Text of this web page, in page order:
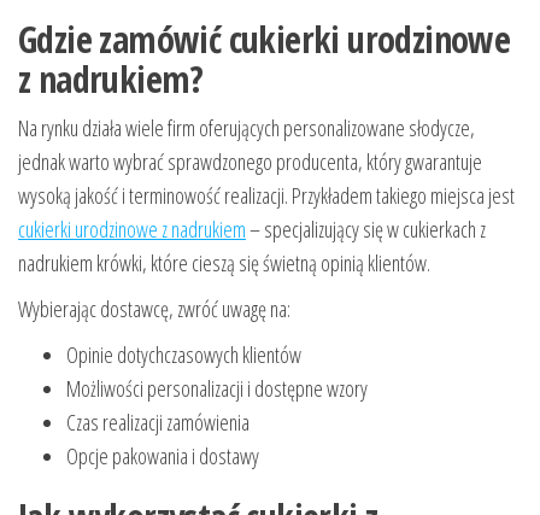
Gdzie zamówić cukierki urodzinowe
z nadrukiem?
Na rynku działa wiele firm oferujących personalizowane słodycze,
jednak warto wybrać sprawdzonego producenta, który gwarantuje
wysoką jakość i terminowość realizacji. Przykładem takiego miejsca jest
cukierki urodzinowe z nadrukiem– specjalizujący się w cukierkach z
nadrukiem krówki, które cieszą się świetną opinią klientów.
Wybierając dostawcę, zwróć uwagę na:
Opinie dotychczasowych klientów
Możliwości personalizacji i dostępne wzory
Czas realizacji zamówienia
Opcje pakowania i dostawy